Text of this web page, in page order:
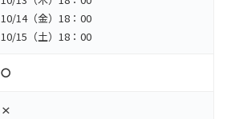
10/14（金）18：00
10/15（土）18：00
〇
×